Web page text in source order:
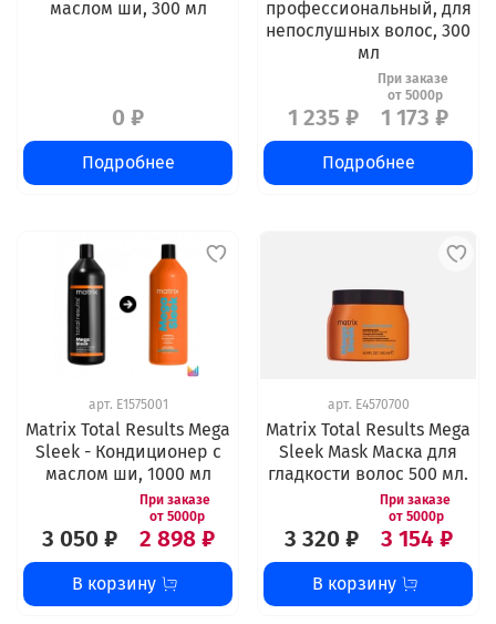
маслом ши, 300 мл
0 ₽
Подробнее
профессиональный, для
непослушных волос, 300
мл
1 235 ₽ 1 173 ₽
Подробнее
арт. E1575001
Matrix Total Results Mega
Sleek - Кондиционер с
маслом ши, 1000 мл
3 050 ₽ 2 898 ₽
В корзину
арт. E4570700
Matrix Total Results Mega
Sleek Mask Маска для
гладкости волос 500 мл.
3 320 ₽ 3 154 ₽
В корзину